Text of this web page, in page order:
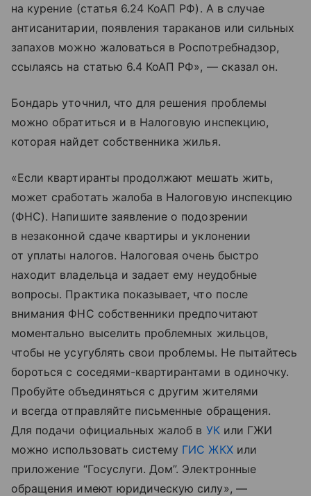
на курение (статья 6.24 КоАП РФ). А в случае
антисанитарии, появления тараканов или сильных
запахов можно жаловаться в Роспотребнадзор,
ссылаясь на статью 6.4 КоАП РФ», — сказал он.
Бондарь уточнил, что для решения проблемы
можно обратиться и в Налоговую инспекцию,
которая найдет собственника жилья.
«Если квартиранты продолжают мешать жить,
может сработать жалоба в Налоговую инспекцию
(ФНС). Напишите заявление о подозрении
в незаконной сдаче квартиры и уклонении
от уплаты налогов. Налоговая очень быстро
находит владельца и задает ему неудобные
вопросы. Практика показывает, что после
внимания ФНС собственники предпочитают
моментально выселить проблемных жильцов,
чтобы не усугублять свои проблемы. Не пытайтесь
бороться с соседями-квартирантами в одиночку.
Пробуйте объединяться с другим жителями
и всегда отправляйте письменные обращения.
Для подачи официальных жалоб в УКили ГЖИ
можно использовать систему ГИС ЖКХили
приложение “Госуслуги. Дом”. Электронные
обращения имеют юридическую силу», —